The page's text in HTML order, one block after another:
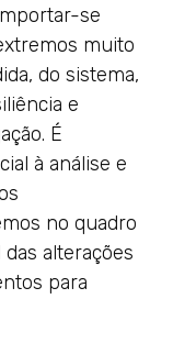
se
muito
do sistema,
e
É
à análise e
no quadro
alterações
para